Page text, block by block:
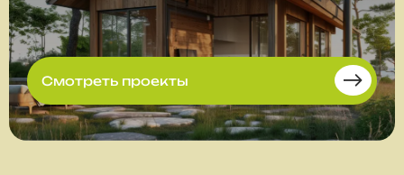
Смотреть проекты